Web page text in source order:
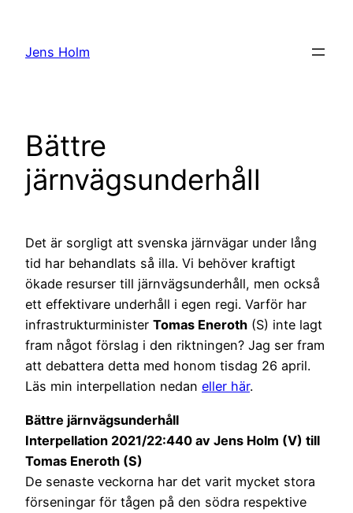
innehåll
Jens Holm
Bättre
järnvägsunderhåll
Det är sorgligt att svenska järnvägar under lång
tid har behandlats så illa. Vi behöver kraftigt
ökade resurser till järnvägsunderhåll, men också
ett effektivare underhåll i egen regi. Varför har
infrastrukturminister Tomas Eneroth (S) inte lagt
fram något förslag i den riktningen? Jag ser fram
att debattera detta med honom tisdag 26 april.
Läs min interpellation nedan eller här.
Bättre järnvägsunderhåll
Interpellation 2021/22:440 av Jens Holm (V) till
Tomas Eneroth (S)
De senaste veckorna har det varit mycket stora
förseningar för tågen på den södra respektive